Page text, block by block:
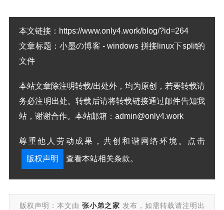
本文链接： https://www.only4.work/blog/?id=264
文章标题：小墨の博客 - windows 拼接linux下split的
文件
本站文章除注明转载/出处外，均为原创，若要转载请
务必注明出处。转载后请将转载链接通过邮件告知我
站，谢谢合作。本站邮箱：admin@only4.work
尊重他人劳动成果，共创和谐网络环境。点击
版权声明 查看本站相关条款。
版权声明：本文由 张小弟之家 发布，如需转载请注明出